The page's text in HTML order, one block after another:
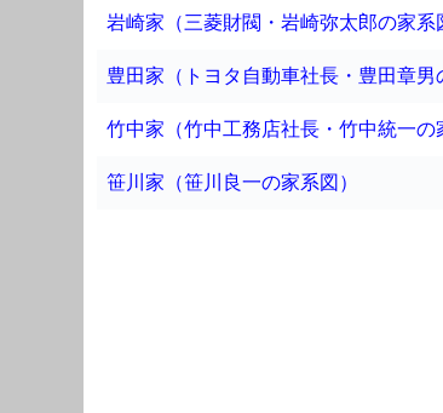
岩崎家（三菱財閥・岩崎弥太郎の家系
豊田家（トヨタ自動車社長・豊田章男
竹中家（竹中工務店社長・竹中統一の
笹川家（笹川良一の家系図）